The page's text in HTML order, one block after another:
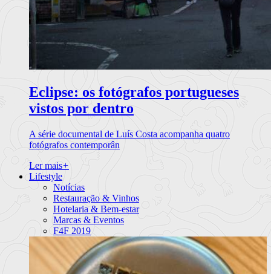
Eclipse: os fotógrafos portugueses
vistos por dentro
A série documental de Luís Costa acompanha quatro
fotógrafos contemporân
Ler mais+
Lifestyle
Notícias
Restauração & Vinhos
Hotelaria & Bem-estar
Marcas & Eventos
F4F 2019